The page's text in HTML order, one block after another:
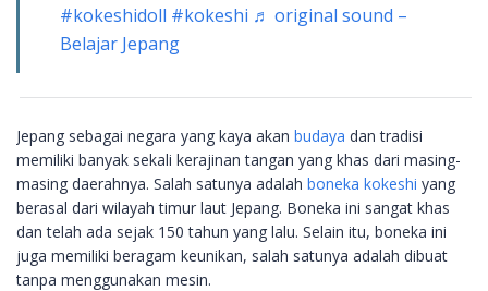
#kokeshidoll #kokeshi ♬ original sound –
Belajar Jepang
Jepang sebagai negara yang kaya akan budaya dan tradisi
memiliki banyak sekali kerajinan tangan yang khas dari masing-
masing daerahnya. Salah satunya adalah boneka kokeshi yang
berasal dari wilayah timur laut Jepang. Boneka ini sangat khas
dan telah ada sejak 150 tahun yang lalu. Selain itu, boneka ini
juga memiliki beragam keunikan, salah satunya adalah dibuat
tanpa menggunakan mesin.